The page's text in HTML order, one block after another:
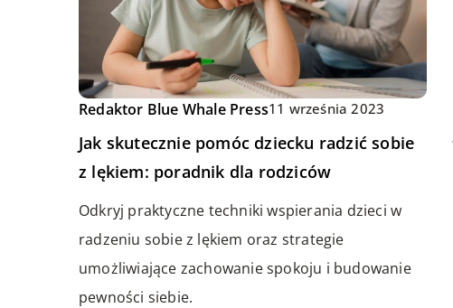
Redaktor Blue Whale Press11 września 2023
Jak skutecznie pomóc dziecku radzić sobie
z lękiem: poradnik dla rodziców
Odkryj praktyczne techniki wspierania dzieci w
radzeniu sobie z lękiem oraz strategie
umożliwiające zachowanie spokoju i budowanie
pewności siebie.